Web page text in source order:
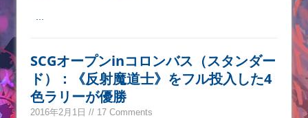
SCGオープンinコロンバス（スタンダー
ド）：《反射魔道士》をフル投入した4
色ラリーが優勝
2016年2月1日 // 17 Comments